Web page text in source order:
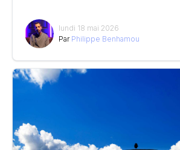
lundi 18 mai 2026
Par Philippe Benhamou